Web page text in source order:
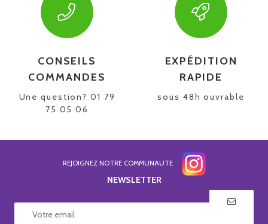
CONSEILS
COMMANDES
Une question? 01 79
75 05 06
EXPÉDITION
RAPIDE
sous 48h ouvrable
REJOIGNEZ NOTRE COMMUNAUTE
NEWSLETTER